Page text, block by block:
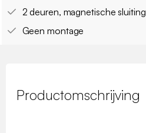
2 deuren, magnetische sluiting
Geen montage
Productomschrijving